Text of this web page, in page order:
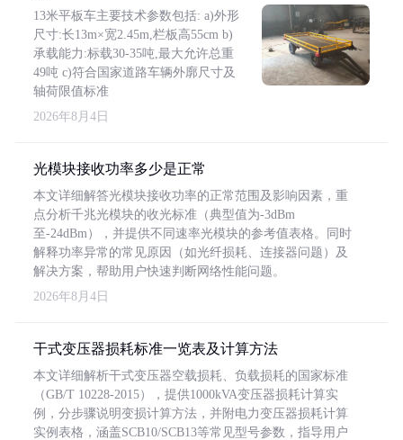
13米平板车主要技术参数包括: a)外形
尺寸:长13m×宽2.45m,栏板高55cm b)
承载能力:标载30-35吨,最大允许总重
49吨 c)符合国家道路车辆外廓尺寸及
轴荷限值标准
2026年8月4日
光模块接收功率多少是正常
本文详细解答光模块接收功率的正常范围及影响因素，重
点分析千兆光模块的收光标准（典型值为-3dBm
至-24dBm），并提供不同速率光模块的参考值表格。同时
解释功率异常的常见原因（如光纤损耗、连接器问题）及
解决方案，帮助用户快速判断网络性能问题。
2026年8月4日
干式变压器损耗标准一览表及计算方法
本文详细解析干式变压器空载损耗、负载损耗的国家标准
（GB/T 10228-2015），提供1000kVA变压器损耗计算实
例，分步骤说明变损计算方法，并附电力变压器损耗计算
实例表格，涵盖SCB10/SCB13等常见型号参数，指导用户